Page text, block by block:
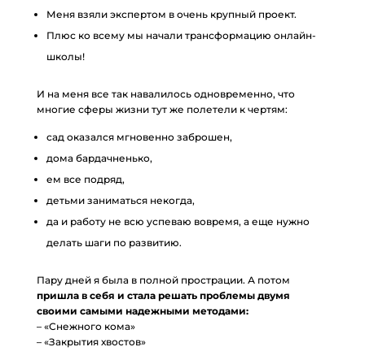
Меня взяли экспертом в очень крупный проект.
Плюс ко всему мы начали трансформацию онлайн-
школы!
И на меня все так навалилось одновременно, что
многие сферы жизни тут же полетели к чертям:
сад оказался мгновенно заброшен,
дома бардачненько,
ем все подряд,
детьми заниматься некогда,
да и работу не всю успеваю вовремя, а еще нужно
делать шаги по развитию.
Пару дней я была в полной прострации. А потом
пришла в себя и стала решать проблемы двумя
своими самыми надежными методами:
– «Снежного кома»
– «Закрытия хвостов»